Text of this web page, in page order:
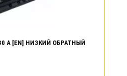
А [EN] НИЗКИЙ ОБРАТНЫЙ